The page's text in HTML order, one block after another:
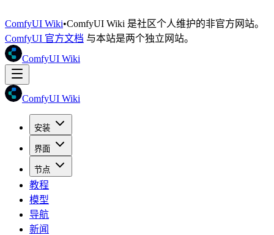
ComfyUI Wiki•ComfyUI Wiki 是社区个人维护的非官方网站。
ComfyUI 官方文档 与本站是两个独立网站。
ComfyUI Wiki
ComfyUI Wiki
安装
界面
节点
教程
模型
导航
新闻